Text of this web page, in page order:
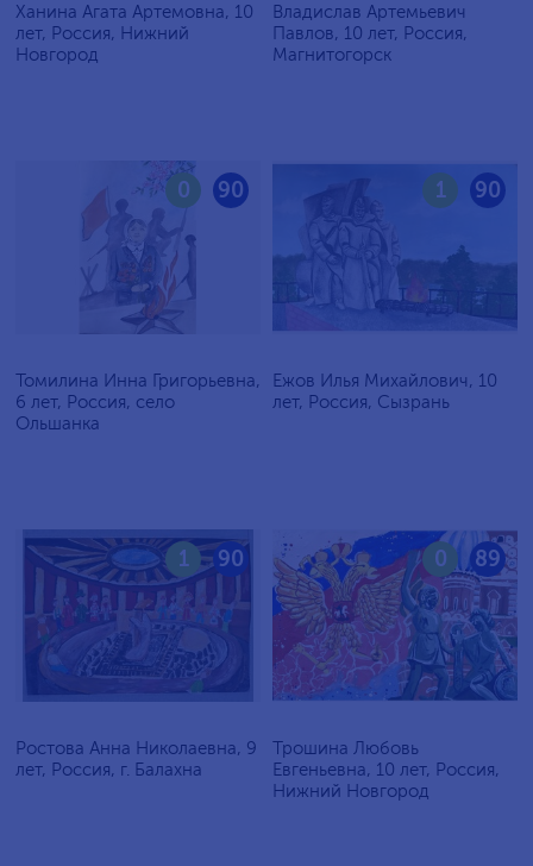
Ханина Агата Артемовна, 10
лет, Россия, Нижний
Новгород
Владислав Артемьевич
Павлов, 10 лет, Россия,
Магнитогорск
90
0
Томилина Инна Григорьевна,
6 лет, Россия, село
Ольшанка
90
1
Ежов Илья Михайлович, 10
лет, Россия, Сызрань
90
1
Ростова Анна Николаевна, 9
лет, Россия, г. Балахна
89
0
Трошина Любовь
Евгеньевна, 10 лет, Россия,
Нижний Новгород